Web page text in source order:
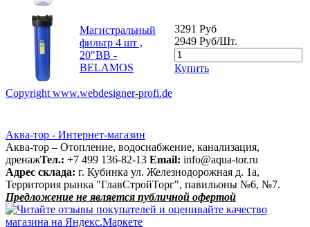
Магистральный
фильтр 4 шт ,
20"BB -
BELAMOS
3291 Руб
2949 Руб/Шт.
Купить
Copyright www.webdesigner-profi.de
Аква-тор - Интернет-магазин
Аква-тор – Отопление, водоснабжение, канализация,
дренажТел.: +7 499 136-82-13 Email: info@aqua-tor.ru
Адрес склада: г. Кубинка ул. Железнодорожная д. 1а,
Территория рынка "ГлавСтройТорг", павильоны №6, №7.
Предложение не является публичной офертой